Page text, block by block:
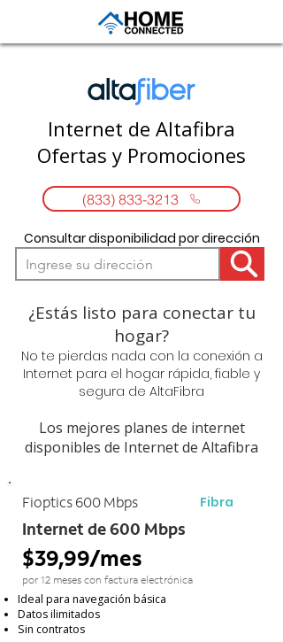
Internet de Altafibra
Ofertas y Promociones
(833) 833-3213
Consultar disponibilidad por dirección
¿Estás listo para conectar tu
hogar?
No te pierdas nada con la conexión a
Internet para el hogar rápida, fiable y
segura de AltaFibra
Los mejores planes de internet
disponibles de Internet de Altafibra
Fioptics 600 Mbps Fibra
Internet de 600 Mbps
$39,99/mes
por 12 meses con factura electrónica
Ideal para navegación básica
Datos ilimitados
Sin contratos